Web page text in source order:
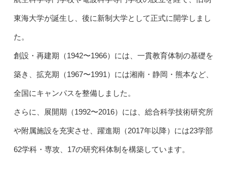
東海大学が誕生し、後に新制大学として正式に開学しまし
た。
創設・再建期（1942〜1966）には、一貫教育体制の基礎を
築き、拡充期（1967〜1991）には湘南・静岡・熊本など、
全国にキャンパスを整備しました。
さらに、展開期（1992〜2016）には、総合科学技術研究所
や附属施設を充実させ、躍進期（2017年以降）には23学部
62学科・専攻、17の研究科体制を構築しています。